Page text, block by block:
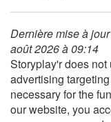
Dernière mise à
août 2026 à 09:14
Storyplay'r does
advertising
necessary for the
our website, you